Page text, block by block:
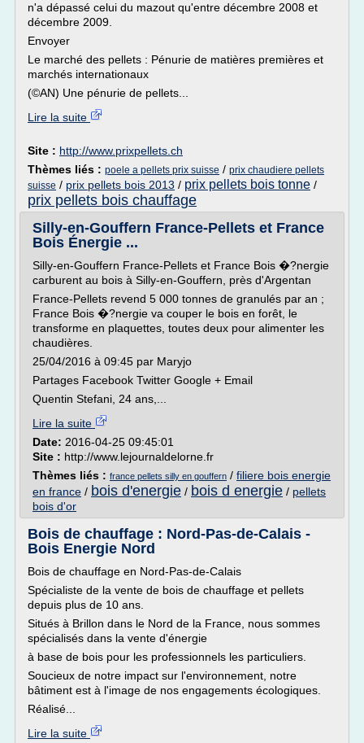
n'a dépassé celui du mazout qu'entre décembre 2008 et
décembre 2009.
Envoyer
Le marché des pellets : Pénurie de matières premières et
marchés internationaux
(©AN) Une pénurie de pellets...
Lire la suite
Site : http://www.prixpellets.ch
Thèmes liés : poele a pellets prix suisse / prix chaudiere pellets
suisse / prix pellets bois 2013 / prix pellets bois tonne /
prix pellets bois chauffage
Silly-en-Gouffern France-Pellets et France
Bois Énergie ...
Silly-en-Gouffern France-Pellets et France Bois �?nergie
carburent au bois à Silly-en-Gouffern, près d'Argentan
France-Pellets revend 5 000 tonnes de granulés par an ;
France Bois �?nergie va couper le bois en forêt, le
transforme en plaquettes, toutes deux pour alimenter les
chaudières.
25/04/2016 à 09:45 par Maryjo
Partages Facebook Twitter Google + Email
Quentin Stefani, 24 ans,...
Lire la suite
Date: 2016-04-25 09:45:01
Site : http://www.lejournaldelorne.fr
Thèmes liés : france pellets silly en gouffern / filiere bois energie
en france / bois d'energie / bois d energie / pellets
bois d'or
Bois de chauffage : Nord-Pas-de-Calais -
Bois Energie Nord
Bois de chauffage en Nord-Pas-de-Calais
Spécialiste de la vente de bois de chauffage et pellets
depuis plus de 10 ans.
Situés à Brillon dans le Nord de la France, nous sommes
spécialisés dans la vente d'énergie
à base de bois pour les professionnels les particuliers.
Soucieux de notre impact sur l'environnement, notre
bâtiment est à l'image de nos engagements écologiques.
Réalisé...
Lire la suite